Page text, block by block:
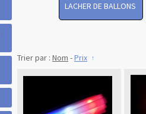
LACHER DE BALLONS
Trier par : Nom -Prix